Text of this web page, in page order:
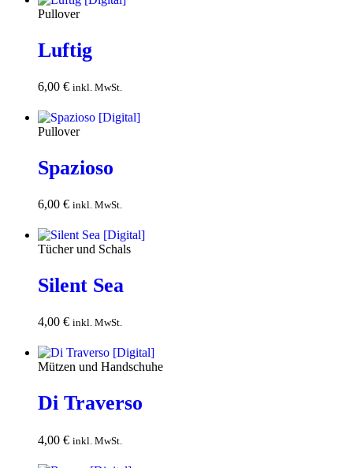
Pullover
Luftig
6,00 € inkl. MwSt.
Pullover
Spazioso
6,00 € inkl. MwSt.
Tücher und Schals
Silent Sea
4,00 € inkl. MwSt.
Mützen und Handschuhe
Di Traverso
4,00 € inkl. MwSt.